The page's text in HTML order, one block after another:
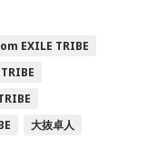
EXILE TRIBE
大抜卓人